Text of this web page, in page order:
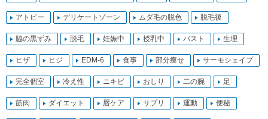
アトピー デリケートゾーン ムダ毛の脱色 脱毛後
脇の黒ずみ 脱毛 妊娠中 授乳中 バスト 生理
ヒザ ヒジ EDM-6 食事 部分痩せ サーモシェイプ
完全個室 冷え性 ニキビ おしり 二の腕 足
筋肉 ダイエット 唇ケア サプリ 運動 便秘